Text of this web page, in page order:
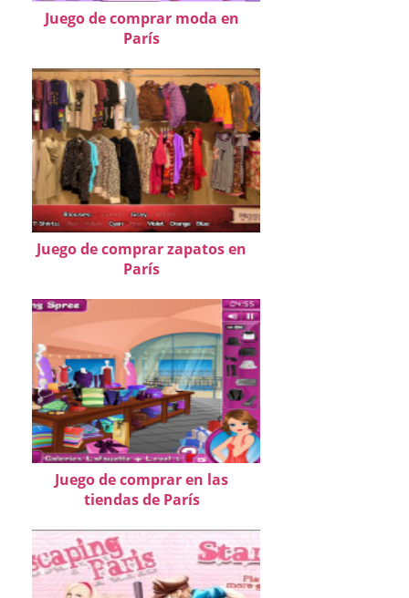
Juego de comprar moda en
París
Juego de comprar zapatos en
París
Juego de comprar en las
tiendas de París